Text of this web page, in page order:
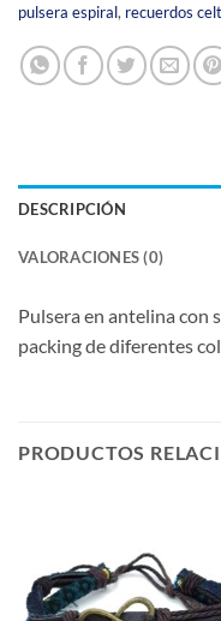
pulsera espiral, recuerdos
DESCRIPCIÓN
VALORACIONES (0)
Pulsera en antelina con
packing de diferentes
PRODUCTOS